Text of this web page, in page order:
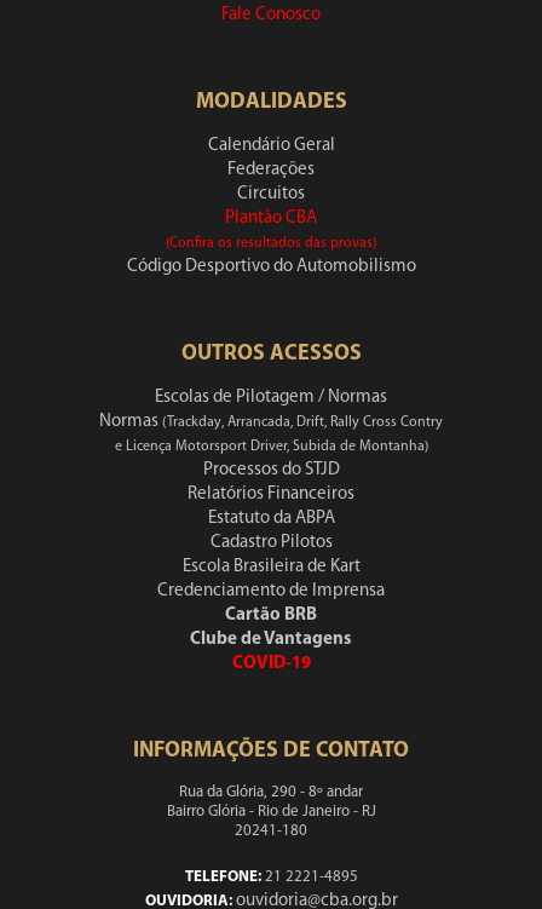
Fale Conosco
MODALIDADES
Calendário Geral
Federações
Circuitos
Plantão CBA
(Confira os resultados das provas)
Código Desportivo do Automobilismo
OUTROS ACESSOS
Escolas de Pilotagem / Normas
Normas (Trackday, Arrancada, Drift, Rally Cross Contry
e Licença Motorsport Driver, Subida de Montanha)
Processos do STJD
Relatórios Financeiros
Estatuto da ABPA
Cadastro Pilotos
Escola Brasileira de Kart
Credenciamento de Imprensa
Cartão BRB
Clube de Vantagens
COVID-19
INFORMAÇÕES DE CONTATO
Rua da Glória, 290 - 8º andar
Bairro Glória - Rio de Janeiro - RJ
20241-180
TELEFONE:21 2221-4895
OUVIDORIA: ouvidoria@cba.org.br